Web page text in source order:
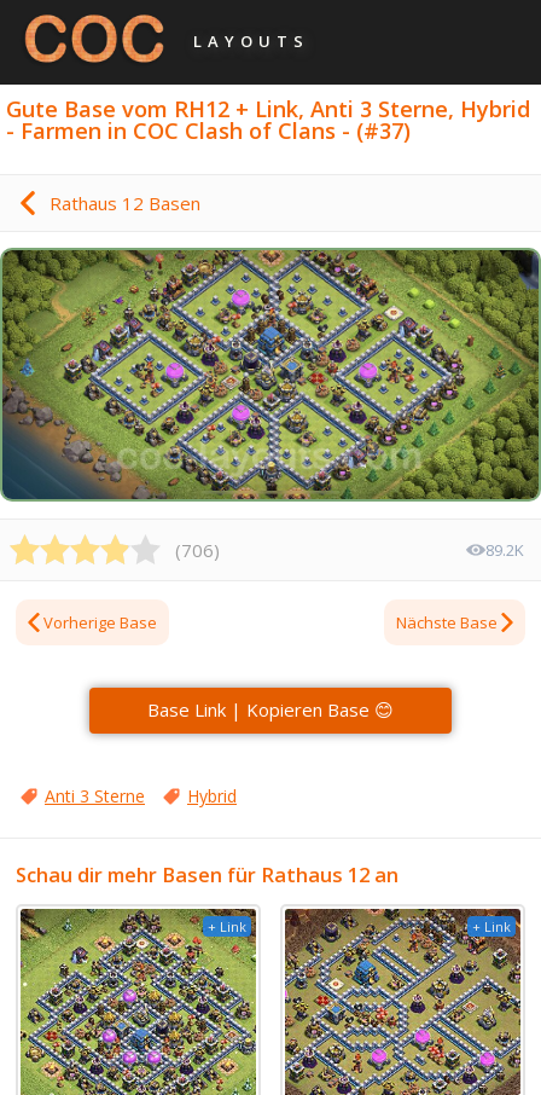
LAYOUTS
Gute Base vom RH12 + Link, Anti 3 Sterne, Hybrid
- Farmen in COC Clash of Clans - (#37)
Rathaus 12 Basen
(706) 89.2K
Vorherige Base Nächste Base
Base Link | Kopieren Base 😊
Anti 3 Sterne Hybrid
Schau dir mehr Basen für Rathaus 12 an
+ Link + Link